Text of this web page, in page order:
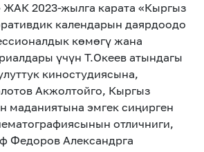
ЖАК 2023-жылга карата «Кыргыз
календарын даярдоодо
көмөгү жана
үчүн Т.Океев атындагы
киностудиясына,
Акжолтойго, Кыргыз
маданиятына эмгек сиңирген
отличниги,
Федоров Александрга